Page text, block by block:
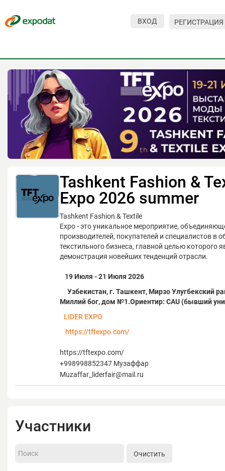
ВХОД РЕГИСТРАЦИЯ
Tashkent Fashion &
Expo 2026 summer
Tashkent Fashion & Textile
Expo - это уникальное мероприятие,
производителей, покупателей и специалистов в
текстильного бизнеса, главной целью которого
демонстрация новейших тенденций отрасли.
19 Июля - 21 Июля 2026
Узбекистан, г. Ташкент, Мирзо Улугбекский
Миллий бог, дом №1.Ориентир: CAU (бывший
LIDER EXPO
https://tftexpo.com/
https://tftexpo.com/
+998998852347 Музаффар
Muzaffar_liderfair@mail.ru
Участники
Очистить
О сервисе
Организациям
Контакты
Организаторам
Посетителям